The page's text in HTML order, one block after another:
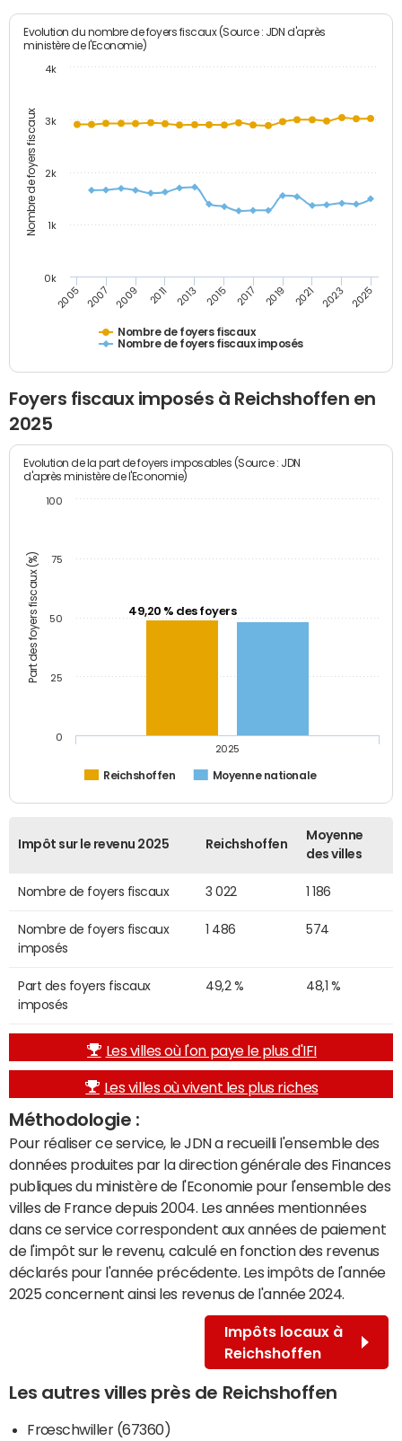
Nombre de foyers fiscaux
Evolution du nombre de foyers fiscaux (Source : JDN d'après
ministère de l'Economie)
Nombre de foyers fiscaux
Nombre de foyers fiscaux imposés
2005 2007 2009 2011 2013 2015 2017 2019 2021 2023 2025
0k
1k
2k
3k
4k
Foyers fiscaux imposés à Reichshoffen en
2025
Part des foyers fiscaux (%)
Evolution de la part de foyers imposables (Source : JDN
d'après ministère de l'Economie)
49,20 % des foyers
Reichshoffen Moyenne nationale
2025
0
25
50
75
100
Impôt sur le revenu 2025 Reichshoffen
Moyenne
des villes
Nombre de foyers fiscaux 3 022 1 186
Nombre de foyers fiscaux
imposés
1 486 574
Part des foyers fiscaux
imposés
49,2 % 48,1 %
Les villes où l'on paye le plus d'IFI
Les villes où vivent les plus riches
Méthodologie :
Pour réaliser ce service, le JDN a recueilli l'ensemble des
données produites par la direction générale des Finances
publiques du ministère de l'Economie pour l'ensemble des
villes de France depuis 2004. Les années mentionnées
dans ce service correspondent aux années de paiement
de l'impôt sur le revenu, calculé en fonction des revenus
déclarés pour l'année précédente. Les impôts de l'année
2025 concernent ainsi les revenus de l'année 2024.
Impôts locaux à
Reichshoffen
Les autres villes près de Reichshoffen
Frœschwiller (67360)